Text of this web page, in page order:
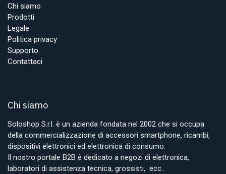
Chi siamo
Prodotti
Legale
Politica privacy
Supporto
Contattaci
Chi siamo
Soloshop S.r.l. è un azienda fondata nel 2002 che si occupa
della commercializzazione di accessori smartphone, ricambi,
dispositivi elettronici ed elettronica di consumo.
Il nostro portale B2B è dedicato a negozi di elettronica,
laboratori di assistenza tecnica, grossisti, ecc..